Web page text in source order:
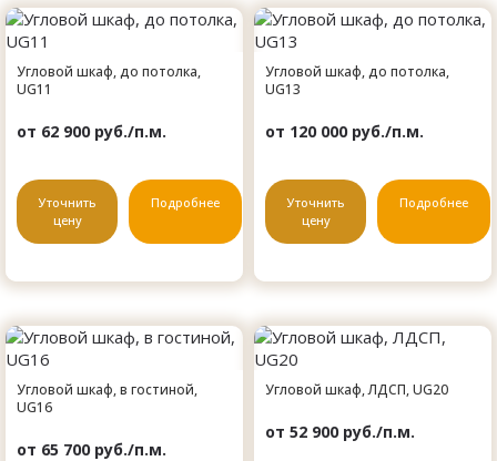
Угловой шкаф, до потолка,
UG11
от 62 900 руб./п.м.
Уточнить
цену
Подробнее
Угловой шкаф, до потолка,
UG13
от 120 000 руб./п.м.
Уточнить
цену
Подробнее
Угловой шкаф, в гостиной,
UG16
от 65 700 руб./п.м.
Угловой шкаф, ЛДСП, UG20
от 52 900 руб./п.м.